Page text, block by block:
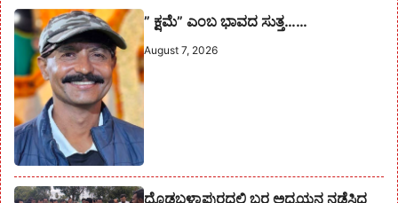
” ಕ್ಷಮೆ” ಎಂಬ ಭಾವದ ಸುತ್ತ……
August 7, 2026
ದೊಡ್ಡಬಳ್ಳಾಪುರದಲ್ಲಿ ಬರ ಅಧ್ಯಯನ ನಡೆಸಿದ